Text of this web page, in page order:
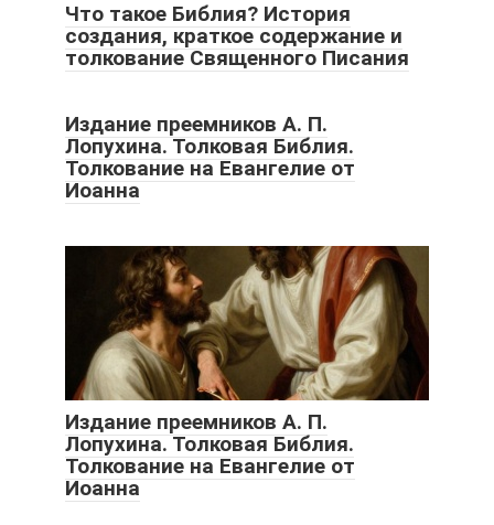
Что такое Библия? История
создания, краткое содержание и
толкование Священного Писания
Издание преемников А. П.
Лопухина. Толковая Библия.
Толкование на Евангелие от
Иоанна
Издание преемников А. П.
Лопухина. Толковая Библия.
Толкование на Евангелие от
Иоанна